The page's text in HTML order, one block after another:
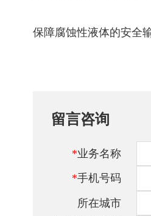
保障腐蚀性液体的安全
留言咨询
*业务名称
*手机号码
所在城市